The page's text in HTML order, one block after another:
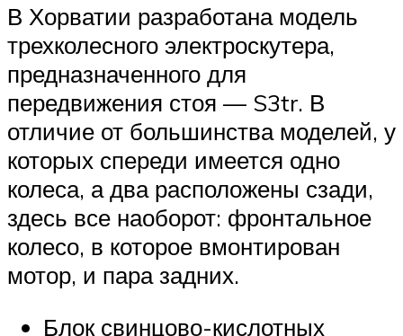
В Хорватии разработана модель
трехколесного электроскутера,
предназначенного для
передвижения стоя — S3tr. В
отличие от большинства моделей, у
которых спереди имеется одно
колеса, а два расположены сзади,
здесь все наоборот: фронтальное
колесо, в которое вмонтирован
мотор, и пара задних.
Блок свинцово-кислотных